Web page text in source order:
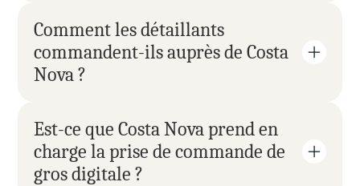
Comment les détaillants
commandent-ils auprès de Costa
Nova ?
Est-ce que Costa Nova prend en
charge la prise de commande de
gros digitale ?